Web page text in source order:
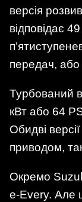
версія
відповідає
передач, або
Турбований
кВт або 64
Обидві
приводом,
Окремо
e-Every. Але